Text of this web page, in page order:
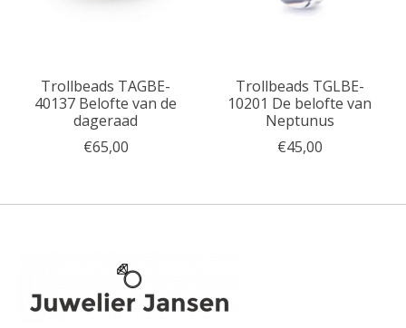
Trollbeads TAGBE-
40137 Belofte van de
dageraad
€65,00
Trollbeads TGLBE-
10201 De belofte van
Neptunus
€45,00